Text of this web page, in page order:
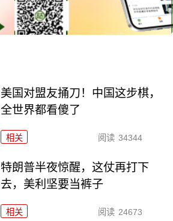
美国对盟友捅刀！中国这步棋，
全世界都看傻了
相关 阅读 34344
特朗普半夜惊醒，这仗再打下
去，美利坚要当裤子
相关 阅读 24673